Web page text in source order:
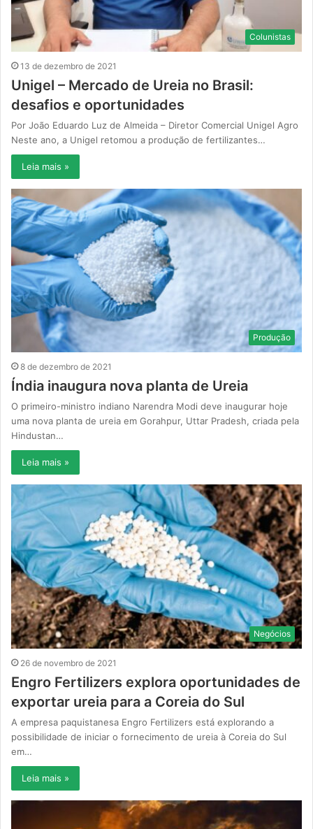
Colunistas
13 de dezembro de 2021
Unigel – Mercado de Ureia no Brasil:
desafios e oportunidades
Por João Eduardo Luz de Almeida – Diretor Comercial Unigel Agro
Neste ano, a Unigel retomou a produção de fertilizantes…
Leia mais »
Produção
8 de dezembro de 2021
Índia inaugura nova planta de Ureia
O primeiro-ministro indiano Narendra Modi deve inaugurar hoje
uma nova planta de ureia em Gorahpur, Uttar Pradesh, criada pela
Hindustan…
Leia mais »
Negócios
26 de novembro de 2021
Engro Fertilizers explora oportunidades de
exportar ureia para a Coreia do Sul
A empresa paquistanesa Engro Fertilizers está explorando a
possibilidade de iniciar o fornecimento de ureia à Coreia do Sul
em…
Leia mais »